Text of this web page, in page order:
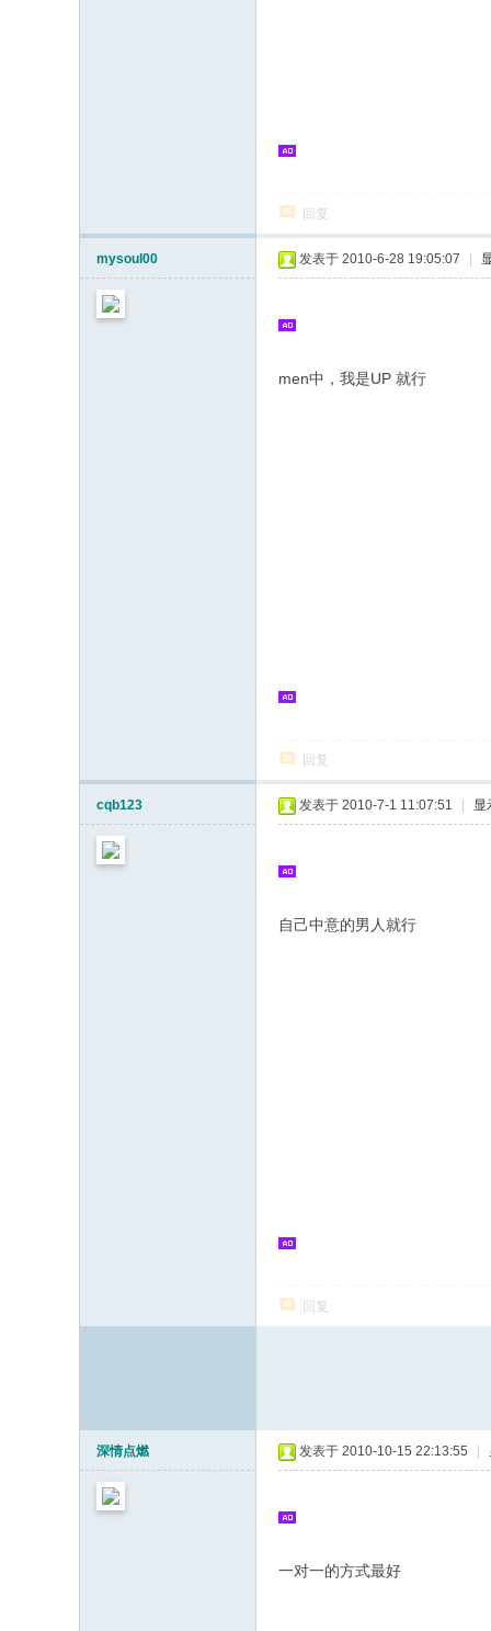
回复
mysoul00 发表于 2010-6-28 19:05:07
men中，我是UP 就行
回复
cqb123 发表于 2010-7-1 11:07:51 显
自己中意的男人就行
回复
深情点燃 发表于 2010-10-15 22:13:55
一对一的方式最好